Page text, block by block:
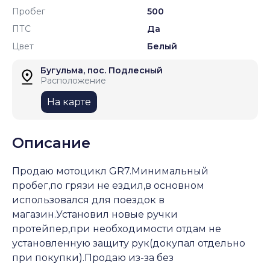
Пробег
500
ПТС
Да
Цвет
Белый
Бугульма, пос. Подлесный
Расположение
На карте
Описание
Продаю мотоцикл GR7.Минимальный
пробег,по грязи не ездил,в основном
использовался для поездок в
магазин.Установил новые ручки
протейпер,при необходимости отдам не
установленную защиту рук(докупал отдельно
при покупки).Продаю из-за без